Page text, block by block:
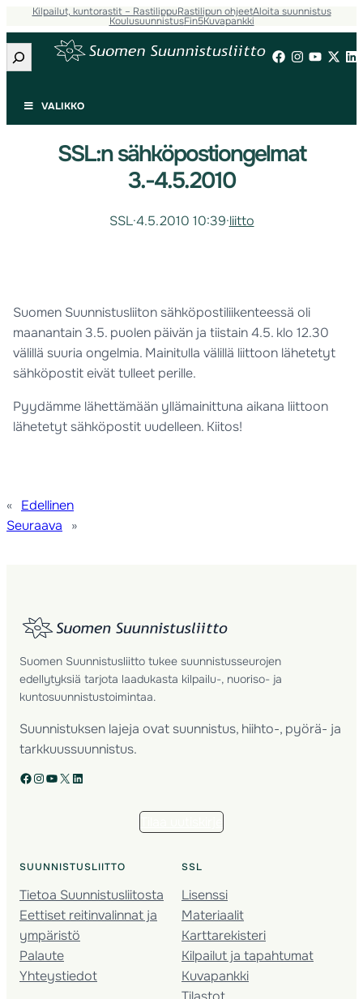
Kilpailut, kuntorastit – RastilippuRastilipun ohjeetAloita suunnistus
KoulusuunnistusFin5Kuvapankki
Etsi
VALIKKO
SSL:n sähköpostiongelmat
3.-4.5.2010
SSL·4.5.2010 10:39·liitto
Suomen Suunnistusliiton sähköpostiliikenteessä oli
maanantain 3.5. puolen päivän ja tiistain 4.5. klo 12.30
välillä suuria ongelmia. Mainitulla välillä liittoon lähetetyt
sähköpostit eivät tulleet perille.
Pyydämme lähettämään yllämainittuna aikana liittoon
lähetetyt sähköpostit uudelleen. Kiitos!
« Edellinen
Seuraava
»
Suomen Suunnistusliitto tukee suunnistusseurojen
edellytyksiä tarjota laadukasta kilpailu-, nuoriso- ja
kuntosuunnistustoimintaa.
Suunnistuksen lajeja ovat suunnistus, hiihto-, pyörä- ja
tarkkuussuunnistus.
Facebook Instagram YouTube X LinkedIn
SUUNNISTUSLIITTO
Tietoa Suunnistusliitosta
Eettiset reitinvalinnat ja
ympäristö
Palaute
Yhteystiedot
SSL
Lisenssi
Materiaalit
Karttarekisteri
Kilpailut ja tapahtumat
Kuvapankki